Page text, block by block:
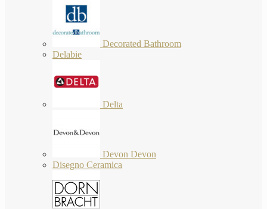
Decorated Bathroom
Delabie
Delta
Devon Devon
Disegno Ceramica